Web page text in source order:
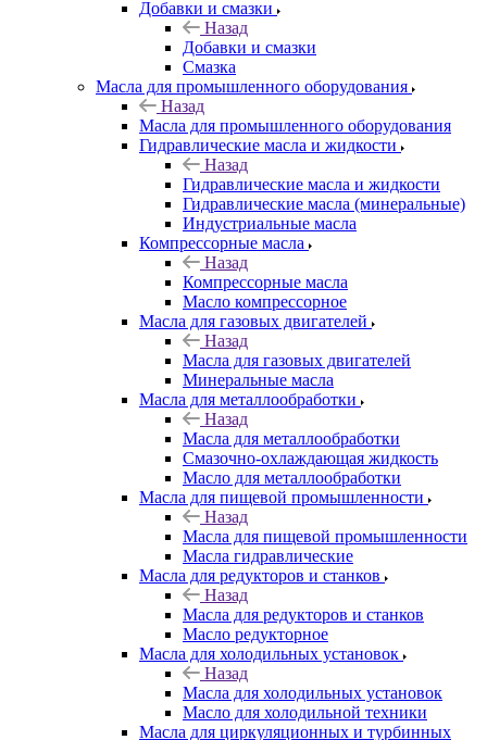
Добавки и смазки
Назад
Добавки и смазки
Смазка
Масла для промышленного оборудования
Назад
Масла для промышленного оборудования
Гидравлические масла и жидкости
Назад
Гидравлические масла и жидкости
Гидравлические масла (минеральные)
Индустриальные масла
Компрессорные масла
Назад
Компрессорные масла
Масло компрессорное
Масла для газовых двигателей
Назад
Масла для газовых двигателей
Минеральные масла
Масла для металлообработки
Назад
Масла для металлообработки
Смазочно-охлаждающая жидкость
Масло для металлообработки
Масла для пищевой промышленности
Назад
Масла для пищевой промышленности
Масла гидравлические
Масла для редукторов и станков
Назад
Масла для редукторов и станков
Масло редукторное
Масла для холодильных установок
Назад
Масла для холодильных установок
Масло для холодильной техники
Масла для циркуляционных и турбинных